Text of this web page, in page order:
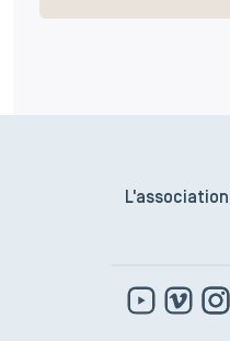
L'association